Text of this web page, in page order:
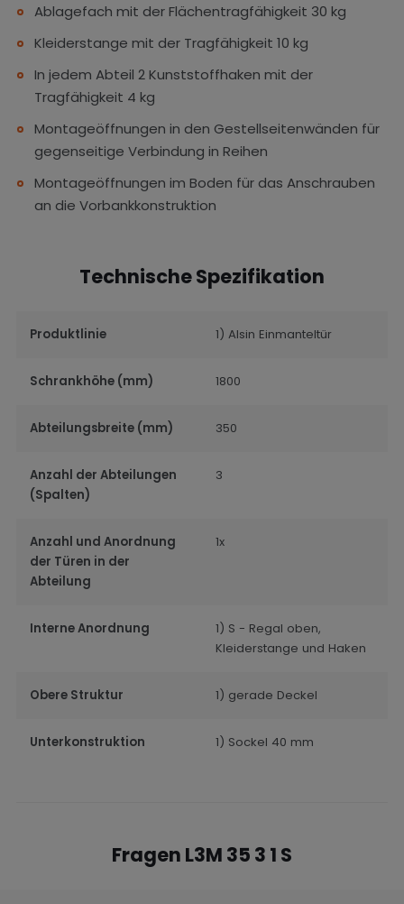
Ablagefach mit der Flächentragfähigkeit 30 kg
Kleiderstange mit der Tragfähigkeit 10 kg
In jedem Abteil 2 Kunststoffhaken mit der
Tragfähigkeit 4 kg
Montageöffnungen in den Gestellseitenwänden für
gegenseitige Verbindung in Reihen
Montageöffnungen im Boden für das Anschrauben
an die Vorbankkonstruktion
Technische Spezifikation
Produktlinie 1) Alsin Einmanteltür
Schrankhöhe (mm) 1800
Abteilungsbreite (mm) 350
Anzahl der Abteilungen
(Spalten)
3
Anzahl und Anordnung
der Türen in der
Abteilung
1x
Interne Anordnung
1) S - Regal oben,
Kleiderstange und Haken
Obere Struktur 1) gerade Deckel
Unterkonstruktion 1) Sockel 40 mm
Fragen L3M 35 3 1 S